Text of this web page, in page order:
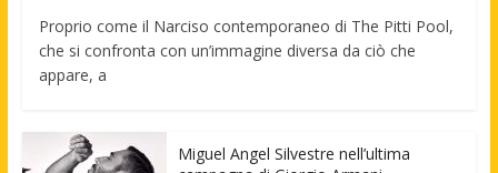
Proprio come il Narciso contemporaneo di The Pitti Pool,
che si confronta con un’immagine diversa da ciò che
appare, a
Miguel Angel Silvestre nell’ultima